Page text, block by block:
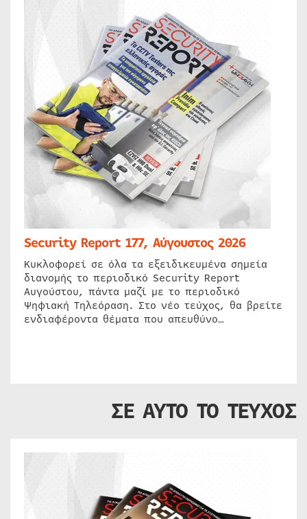
Security Report 177, Αύγουστος 2026
Κυκλοφορεί σε όλα τα εξειδικευμένα σημεία
διανομής το περιοδικό Security Report
Αυγούστου, πάντα μαζί με το περιοδικό
Ψηφιακή Τηλεόραση. Στο νέο τεύχος, θα βρείτε
ενδιαφέροντα θέματα που απευθύνο…
ΣΕ ΑΥΤΟ ΤΟ ΤΕΥΧΟΣ